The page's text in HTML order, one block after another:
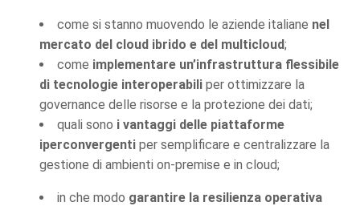
come si stanno muovendo le aziende italiane nel
mercato del cloud ibrido e del multicloud;
come implementare un’infrastruttura flessibile
di tecnologie interoperabiliper ottimizzare la
governance delle risorse e la protezione dei dati;
quali sono i vantaggi delle piattaforme
iperconvergentiper semplificare e centralizzare la
gestione di ambienti on-premise e in cloud;
in che modo garantire la resilienza operativa